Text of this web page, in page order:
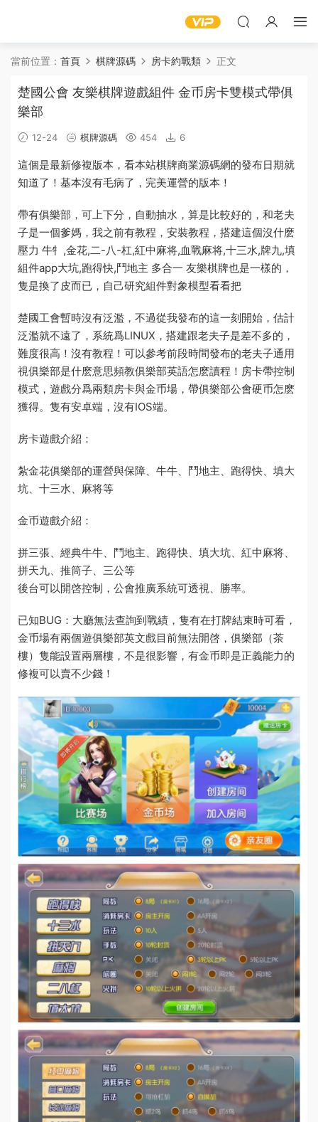
當前位置： 首頁 棋牌源碼 房卡約戰類 正文
楚國公會 友樂棋牌遊戲組件 金币房卡雙模式帶俱
樂部
12-24 棋牌源碼 454 6
這個是最新修複版本，看本站棋牌商業源碼網的發布日期就
知道了！基本沒有毛病了，完美運營的版本！
帶有俱樂部 ，可上下分，自動抽水，算是比較好的，和老夫
子是一個爹媽，我之前有教程，安裝教程，搭建這個沒什麽
壓力 牛牜,金花,二-八-杠,紅中麻将,血戰麻将,十三水,牌九,填
組件app大坑,跑得快,鬥地主 多合一 友樂棋牌也是一樣的，
隻是換了皮而已，自己研究組件對象模型看看把
楚國工會暫時沒有泛濫，不過從我發布的這一刻開始，估計
泛濫就不遠了，系統爲LINUX，搭建跟老夫子是差不多的，
難度很高！沒有教程！可以參考前段時間發布的老夫子通用
視俱樂部是什麽意思頻教俱樂部英語怎麽讀程！房卡帶控制
模式，遊戲分爲兩類房卡與金币場，帶俱樂部公會硬币怎麽
獲得。隻有安卓端，沒有IOS端。
房卡遊戲介紹：
紮金花俱樂部的運營與保障、牛牛、鬥地主、跑得快、填大
坑、十三水、麻将等
金币遊戲介紹：
拼三張、經典牛牛、鬥地主、跑得快、填大坑、紅中麻将、
拼天九、推筒子、三公等
後台可以開啓控制， 公會推廣系統可透視、勝率。
已知BUG：大廳無法查詢到戰績，隻有在打牌結束時可看，
金币場有兩個遊俱樂部英文戲目前無法開啓，俱樂部（茶
樓）隻能設置兩層樓，不是很影響，有金币即是正義能力的
修複可以賣不少錢！